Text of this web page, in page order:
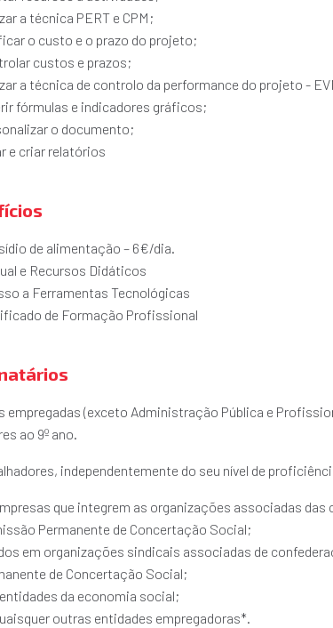
a técnica PERT e CPM;
o custo e o prazo do projeto;
custos e prazos;
a técnica de controlo da performance do projeto -
fórmulas e indicadores gráficos;
o documento;
e criar relatórios
de alimentação – 6€/dia.
e Recursos Didáticos
a Ferramentas Tecnológicas
de Formação Profissional
empregadas (exceto Administração Pública e
ao 9º ano.
independentemente do seu nível de
que integrem as organizações associadas
Permanente de Concertação Social;
em organizações sindicais associadas de
de Concertação Social;
da economia social;
outras entidades empregadoras*.